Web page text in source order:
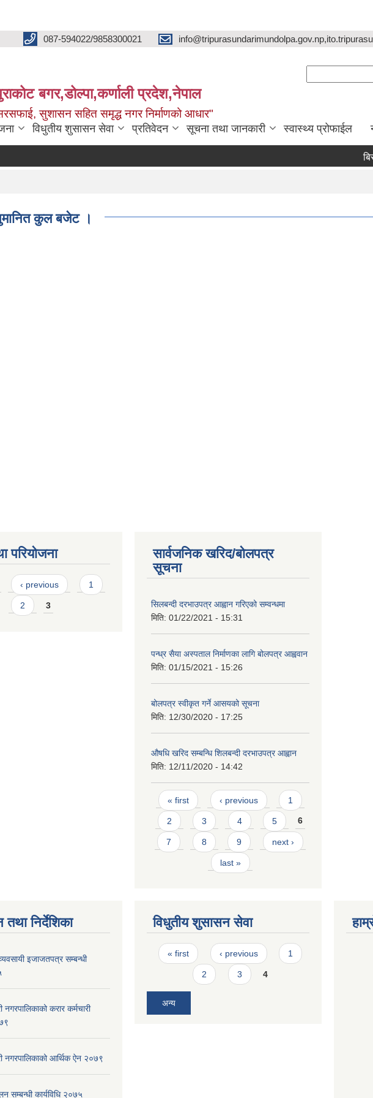
087-594022/9858300021
बगर,डोल्पा,कर्णाली प्रदेश,नेपाल
सुशासन सहित समृद्ध नगर निर्माणको आधार"
विधुतीय शुसासन सेवा प्रतिवेदन सूचना तथा जानकारी स्वास्थ्य प्रोफाईल
कुल बजेट ।
परियोजना
‹ previous 1
2 3
सार्वजनिक खरिद/बोलपत्र
सूचना
सिलबन्दी दरभाउपत्र आह्वान गरिएको सम्वन्धमा
मिति: 01/22/2021 - 15:31
पन्ध्र सैया अस्पताल निर्माणका लागि बोलपत्र आह्ववान
मिति: 01/15/2021 - 15:26
बोलपत्र स्वीकृत गर्ने आसयको सूचना
मिति: 12/30/2020 - 17:25
औषधि खरिद सम्बन्धि शिलबन्दी दरभाउपत्र आह्वान
मिति: 12/11/2020 - 14:42
Pages
« first ‹ previous 1
2 3 4 5 6
7 8 9 next ›
last »
निर्देशिका
व्यवसायी इजाजतपत्र सम्बन्धी
नगरपालिकाको करार कर्मचारी
नगरपालिकाको आर्थिक ऐन २०७९
सम्बन्धी कार्यविधि २०७५
विधुतीय शुसासन सेवा
Pages
« first ‹ previous 1
2 3 4
अन्य